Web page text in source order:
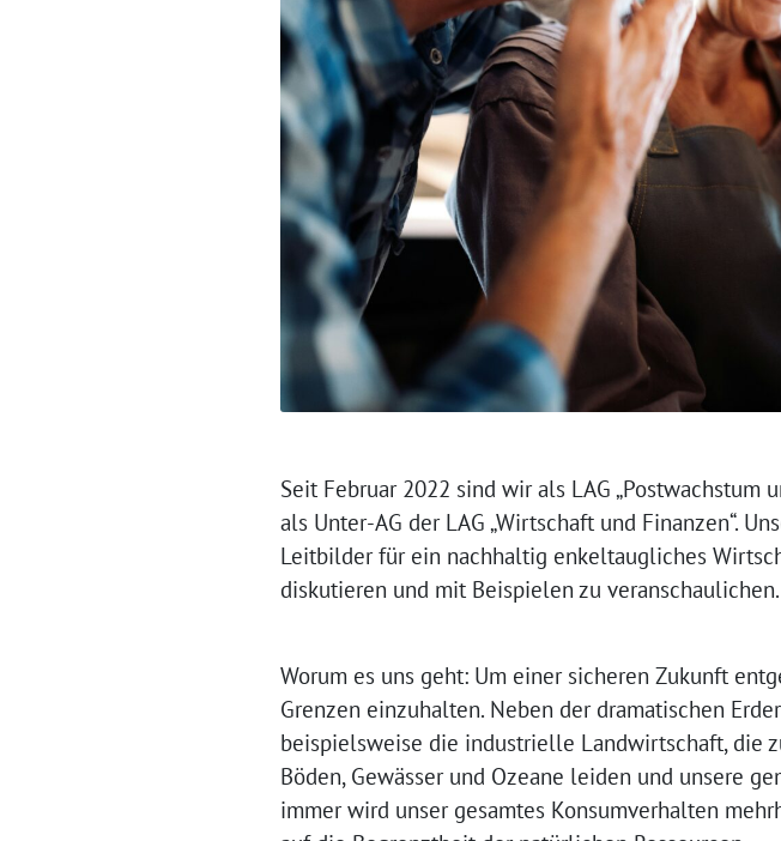
Seit Februar 2022 sind wir als LAG „Postwachstum
als Unter-AG der LAG „Wirtschaft und Finanzen“.
Leitbilder für ein nachhaltig enkeltaugliches
diskutieren und mit Beispielen zu veranschaulichen.
Worum es uns geht: Um einer sicheren Zukunft
Grenzen einzuhalten. Neben der dramatischen
beispielsweise die industrielle Landwirtschaft, die
Böden, Gewässer und Ozeane leiden und unsere
immer wird unser gesamtes Konsumverhalten